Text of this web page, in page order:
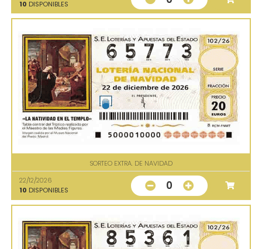
10 DISPONIBLES
SORTEO EXTRA. DE NAVIDAD
22/12/2026
10 DISPONIBLES 0